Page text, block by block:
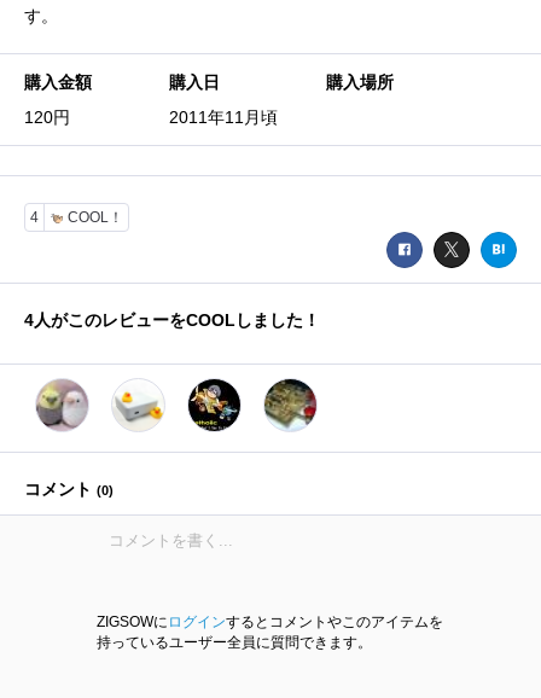
す。
購入金額
120円
購入日
2011年11月頃
購入場所
4 COOL！
4人がこのレビューをCOOLしました！
コメント (0)
ZIGSOWに ログインするとコメントやこのアイテムを
持っているユーザー全員に質問できます。